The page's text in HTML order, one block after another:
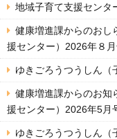
地域子育て支援センタ
健康増進課からのおし
援センター）2026年８
ゆきごろうつうしん（
健康増進課からのお知
援センター）2026年5月
ゆきごろうつうしん（